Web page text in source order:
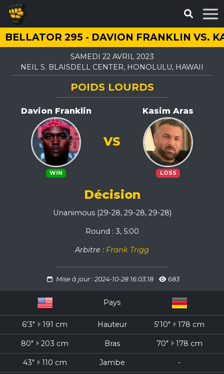
BELLATOR 295 - DAVION FRANKLIN VS.
SAMEDI 22 AVRIL 2023
NEIL S. BLAISDELL CENTER, HONOLULU, HAWAII
POIDS LOURDS
Davion Franklin
WIN
Kasim Aras
LOSS
VS
Décision
Unanimous (29-28, 29-28, 29-28)
Round : 3, 5:00
Arbitre : Frank Trigg
Mise à jour : 2024-10-28 16:03:18 683
Pays
6'3" 191 cm Hauteur 5'10" 178 cm
80" 203 cm Bras 70" 178 cm
43" 110 cm Jambe -